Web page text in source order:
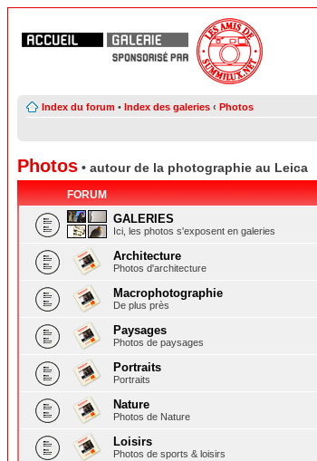
Index du forum • Index des galeries ‹ Photos
Photos • autour de la photographie au Leica
FORUM
GALERIES
Ici, les photos s'exposent en galeries
Architecture
Photos d'architecture
Macrophotographie
De plus près
Paysages
Photos de paysages
Portraits
Portraits
Nature
Photos de Nature
Loisirs
Photos de sports & loisirs